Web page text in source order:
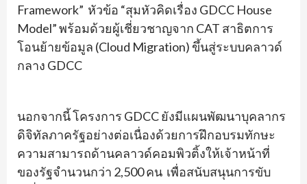
Framework” หัวข้อ “สุมหัวคิดเรื่อง GDCC House
Model” พร้อมด้วยผู้เชี่ยวชาญจาก CAT สาธิตการ
โอนย้ายข้อมูล (Cloud Migration) ขึ้นสู่ระบบคลาวด์
กลาง GDCC
นอกจากนี้ โครงการ GDCC ยังมีแผนพัฒนาบุคลากร
ดิจิทัลภาครัฐอย่างต่อเนื่องด้วยการฝึกอบรมทักษะ
ความสามารถด้านคลาวด์คอมพิวติ้งให้เจ้าหน้าที่
ของรัฐจำนวนกว่า 2,500 คน เพื่อสนับสนุนการขับ